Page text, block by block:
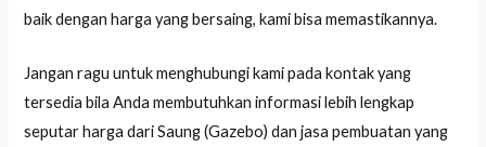
baik dengan harga yang bersaing, kami bisa memastikannya.
Jangan ragu untuk menghubungi kami pada kontak yang
tersedia bila Anda membutuhkan informasi lebih lengkap
seputar harga dari Saung (Gazebo) dan jasa pembuatan yang